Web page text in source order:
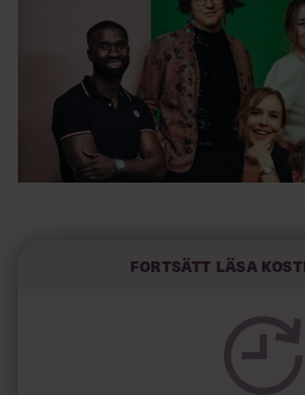
Fr.v: Lamin Sanneh, Elias
kunnat läsa om
inte vill bli chefer. Det är
Fortsätt läsa